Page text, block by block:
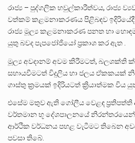
රාජ්‍ය – පුද්ගලික හවුල්කාරීත්වය, රාජ්‍ය
වත්කම් කළමනාකරණය පිළිබඳව
රාජ්‍ය මූල්‍ය කළමනාකරණ පනත හා
යුතු බවද පැපජෝජියෝ ප්‍රකාශ කර ඇත .
මූල්‍ය අවදානම් අවම කිරීමටත්, බලශක්ති
සහායවීමටත් විදුලිය හා ජලය ඒකකයක්
ගාස්තු ක්‍රමයක් ඉදිරියටත් ක්‍රියාත්මක විය
එසේම මතුව ඇති ගෝලීය වෙළඳ
වර්තමාන භූ දේශපාලනයේ
ආර්ථික වර්ධනය පහළ වැටීමට තිබෙන
පවසා තිබේ.